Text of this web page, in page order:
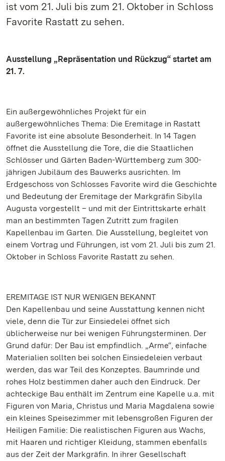
ist vom 21. Juli bis zum 21. Oktober in Schloss
Favorite Rastatt zu sehen.
Ausstellung „Repräsentation und Rückzug“ startet am
21. 7.
Ein außergewöhnliches Projekt für ein
außergewöhnliches Thema: Die Eremitage in Rastatt
Favorite ist eine absolute Besonderheit. In 14 Tagen
öffnet die Ausstellung die Tore, die die Staatlichen
Schlösser und Gärten Baden-Württemberg zum 300-
jährigen Jubiläum des Bauwerks ausrichten. Im
Erdgeschoss von Schlosses Favorite wird die Geschichte
und Bedeutung der Eremitage der Markgräfin Sibylla
Augusta vorgestellt – und mit der Eintrittskarte erhält
man an bestimmten Tagen Zutritt zum fragilen
Kapellenbau im Garten. Die Ausstellung, begleitet von
einem Vortrag und Führungen, ist vom 21. Juli bis zum 21.
Oktober in Schloss Favorite Rastatt zu sehen.
EREMITAGE IST NUR WENIGEN BEKANNT
Den Kapellenbau und seine Ausstattung kennen nicht
viele, denn die Tür zur Einsiedelei öffnet sich
üblicherweise nur bei wenigen Führungsterminen. Der
Grund dafür: Der Bau ist empfindlich. „Arme“, einfache
Materialien sollten bei solchen Einsiedeleien verbaut
werden, das war Teil des Konzeptes. Baumrinde und
rohes Holz bestimmen daher auch den Eindruck. Der
achteckige Bau enthält im Zentrum eine Kapelle u.a. mit
Figuren von Maria, Christus und Maria Magdalena sowie
ein kleines Speisezimmer mit lebensgroßen Figuren der
Heiligen Familie: Die realistischen Figuren aus Wachs,
mit Haaren und richtiger Kleidung, stammen ebenfalls
aus der Zeit der Markgräfin. In ihrer Gesellschaft